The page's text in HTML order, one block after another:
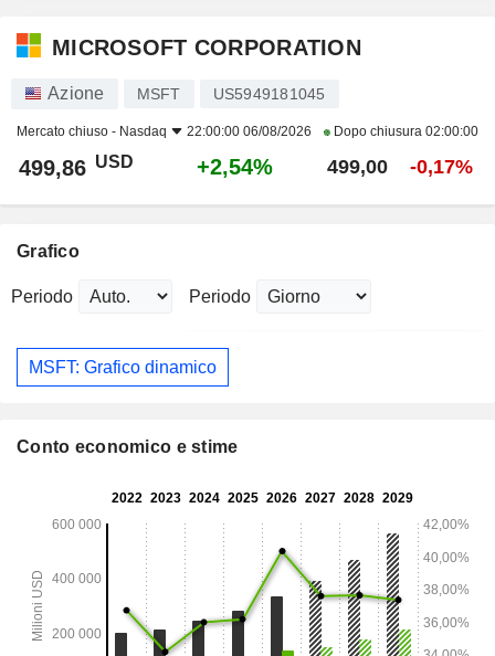
MICROSOFT CORPORATION
Azione MSFT US5949181045
Mercato chiuso - Nasdaq 22:00:00 06/08/2026 Dopo chiusura 02:00:00
499,86 USD +2,54% 499,00 -0,17%
Grafico
Periodo Periodo
MSFT: Grafico dinamico
Conto economico e stime